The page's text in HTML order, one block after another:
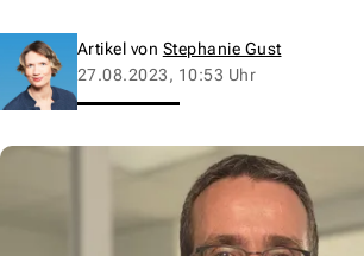
Artikel von Stephanie Gust
27.08.2023, 10:53 Uhr